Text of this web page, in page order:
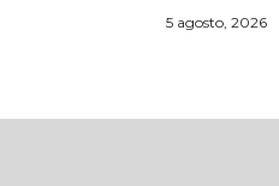
5 agosto, 2026